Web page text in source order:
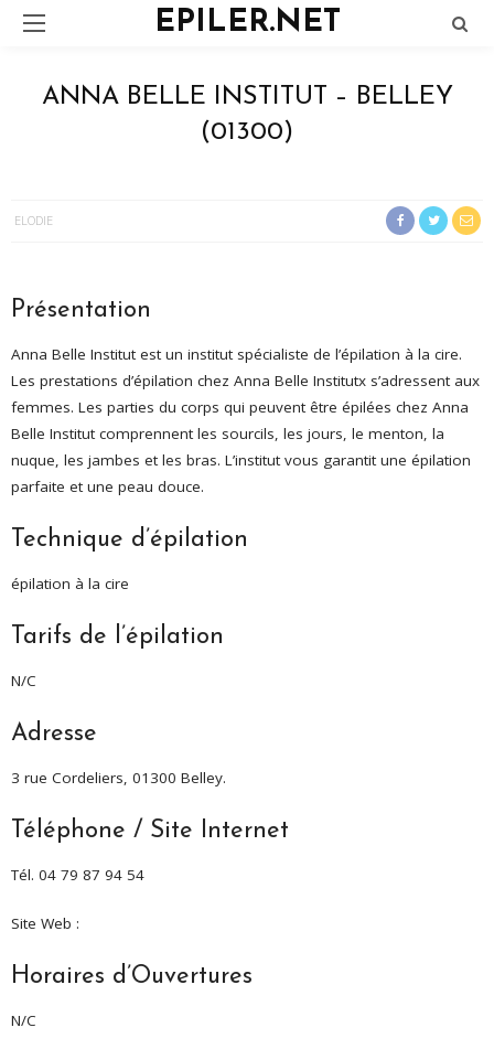
EPILER.NET
ANNA BELLE INSTITUT – BELLEY
(01300)
ELODIE
Présentation
Anna Belle Institut est un institut spécialiste de l’épilation à la cire.
Les prestations d’épilation chez Anna Belle Institutx s’adressent aux
femmes. Les parties du corps qui peuvent être épilées chez Anna
Belle Institut comprennent les sourcils, les jours, le menton, la
nuque, les jambes et les bras. L’institut vous garantit une épilation
parfaite et une peau douce.
Technique d’épilation
épilation à la cire
Tarifs de l’épilation
N/C
Adresse
3 rue Cordeliers, 01300 Belley.
Téléphone / Site Internet
Tél. 04 79 87 94 54
Site Web :
Horaires d’Ouvertures
N/C